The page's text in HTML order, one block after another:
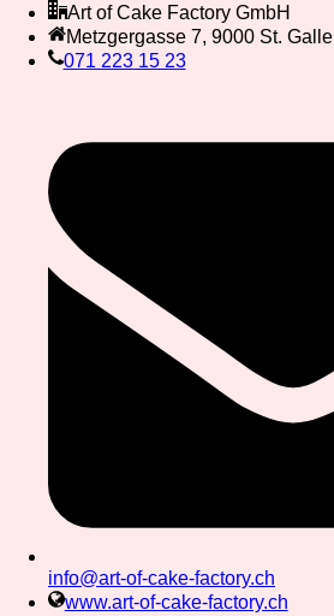
Art of Cake Factory GmbH
Metzgergasse 7, 9000 St.
071 223 15 23
info@art-of-cake-factory.ch
www.art-of-cake-factory.ch